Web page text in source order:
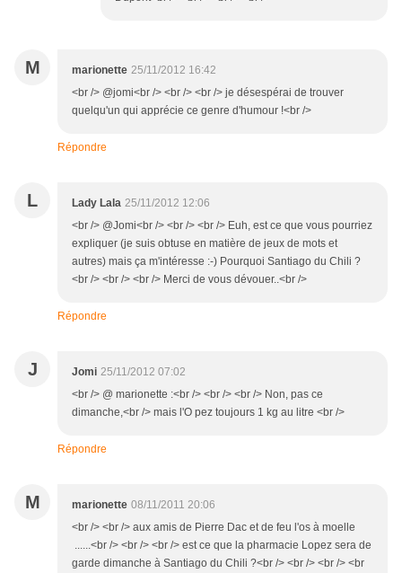
M marionette 25/11/2012 16:42
<br /> @jomi<br /> <br /> <br /> je désespérai de trouver
quelqu'un qui apprécie ce genre d'humour !<br />
Répondre
L Lady Lala 25/11/2012 12:06
<br /> @Jomi<br /> <br /> <br /> Euh, est ce que vous pourriez
expliquer (je suis obtuse en matière de jeux de mots et
autres) mais ça m'intéresse :-) Pourquoi Santiago du Chili ?
<br /> <br /> <br /> Merci de vous dévouer..<br />
Répondre
J Jomi 25/11/2012 07:02
<br /> @ marionette :<br /> <br /> <br /> Non, pas ce
dimanche,<br /> mais l'O pez toujours 1 kg au litre <br />
Répondre
M marionette 08/11/2011 20:06
<br /> <br /> aux amis de Pierre Dac et de feu l'os à moelle
......<br /> <br /> <br /> est ce que la pharmacie Lopez sera de
garde dimanche à Santiago du Chili ?<br /> <br /> <br /> <br